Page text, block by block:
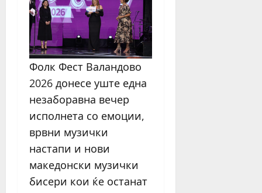
Фолк Фест Валандово
2026 донесе уште една
незаборавна вечер
исполнета со емоции,
врвни музички
настапи и нови
македонски музички
бисери кои ќе останат